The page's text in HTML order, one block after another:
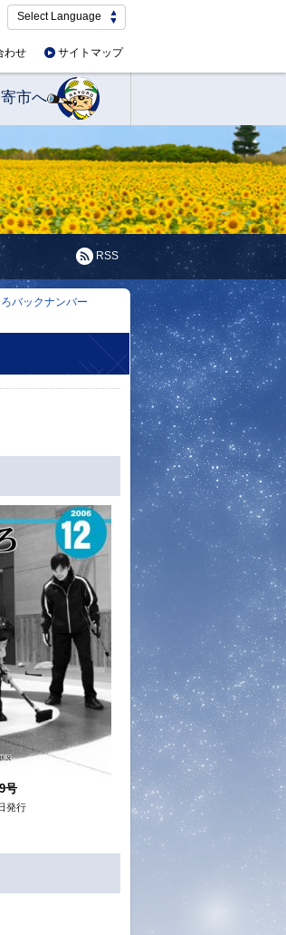
Select Language
わせ サイトマップ
市へ
RSS
バックナンバー
号
発行